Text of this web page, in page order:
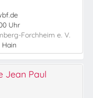
Uhr
Forchheim e. V.
Jean Paul